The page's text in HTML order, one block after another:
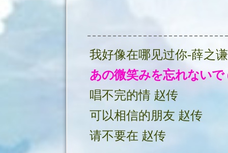
我好像在哪见过你-薛之谦
唱不完的情 赵传
可以相信的朋友 赵传
请不要在 赵传